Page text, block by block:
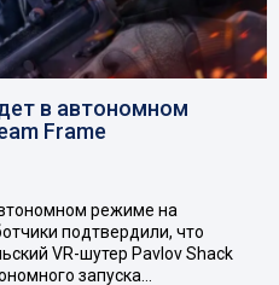
в автономном
Frame
режиме на
подтвердили, что
VR-шутер Pavlov Shack
запуска…